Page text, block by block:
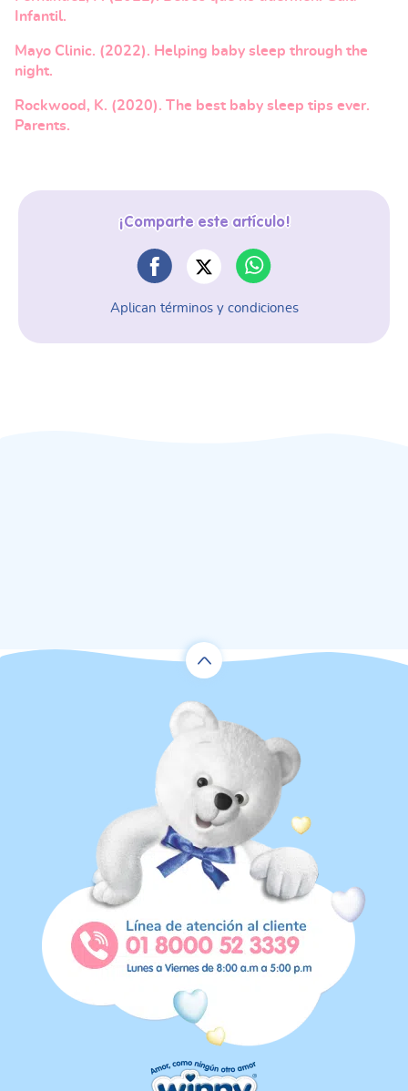
Infantil.
Mayo Clinic. (2022). Helping baby sleep through the
night.
Rockwood, K. (2020). The best baby sleep tips ever.
Parents.
¡Comparte este artículo!
Aplican términos y condiciones